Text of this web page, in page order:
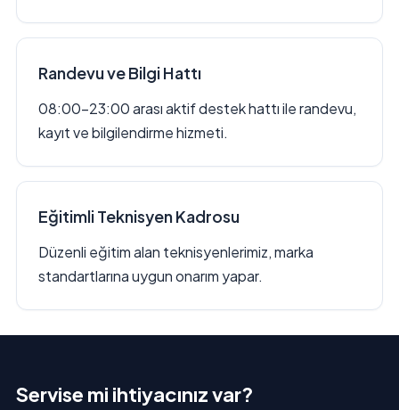
Randevu ve Bilgi Hattı
08:00–23:00 arası aktif destek hattı ile randevu,
kayıt ve bilgilendirme hizmeti.
Eğitimli Teknisyen Kadrosu
Düzenli eğitim alan teknisyenlerimiz, marka
standartlarına uygun onarım yapar.
Servise mi ihtiyacınız var?